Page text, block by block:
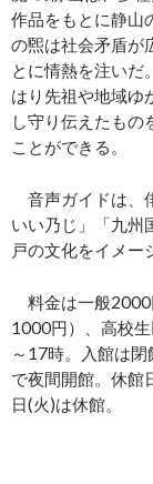
作品をもとに静山
の煕は社会矛盾が
とに情熱を注いだ
はり先祖や地域ゆ
し守り伝えたもの
ことができる。
音声ガイドは、
いい乃じ」「九
戸の文化をイメー
料金は一般2000
1000円）、高校
～17時。入館は
で夜間開館。休館
日(火)は休館。